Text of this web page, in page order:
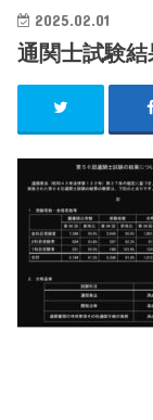
2025.02.01
通関士試験結